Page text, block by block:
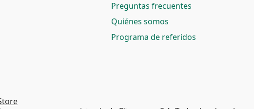
Preguntas frecuentes
Quiénes somos
Programa de referidos